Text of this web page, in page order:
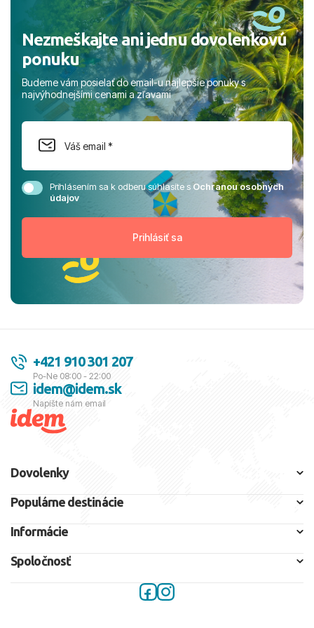
Nezmeškajte ani jednu dovolenkovú
ponuku
Budeme vám posielať do email-u najlepšie ponuky s
najvýhodnejšími cenami a zľavami
Prihlásením sa k odberu súhlasíte sOchranou osobných
údajov
+421 910 301 207
Po-Ne 08:00 - 22:00
idem@idem.sk
Napíšte nám email
Dovolenky
Populárne destinácie
Informácie
Spoločnosť